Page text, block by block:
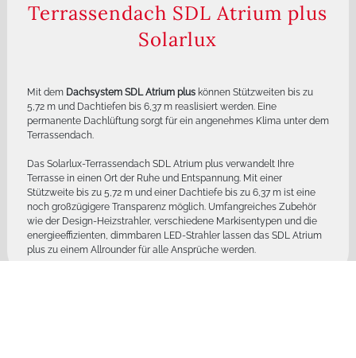
Terrassendach SDL Atrium plus
Solarlux
Mit dem Dachsystem SDL Atrium pluskönnen Stützweiten bis zu
5,72 m und Dachtiefen bis 6,37 m reaslisiert werden. Eine
permanente Dachlüftung sorgt für ein angenehmes Klima unter dem
Terrassendach.
Das Solarlux-Terrassendach SDL Atrium plus verwandelt Ihre
Terrasse in einen Ort der Ruhe und Entspannung. Mit einer
Stützweite bis zu 5,72 m und einer Dachtiefe bis zu 6,37 m ist eine
noch großzügigere Transparenz möglich. Umfangreiches Zubehör
wie der Design-Heizstrahler, verschiedene Markisentypen und die
energieeffizienten, dimmbaren LED-Strahler lassen das SDL Atrium
plus zu einem Allrounder für alle Ansprüche werden.